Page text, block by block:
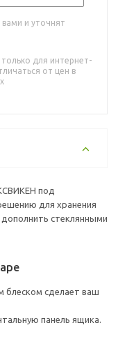
и уточнят
для интернет-
от цен в
под
для хранения
стеклянными
блеском сделает ваш
панель ящика.